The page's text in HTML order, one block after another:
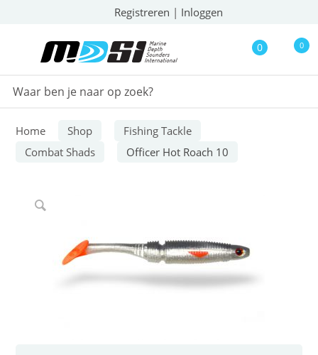
Registreren | Inloggen
0 0
Home Shop
Fishing Tackle
Combat Shads
Officer Hot Roach 10